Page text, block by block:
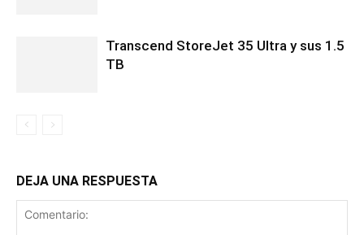
Transcend StoreJet 35 Ultra y sus 1.5
TB
DEJA UNA RESPUESTA